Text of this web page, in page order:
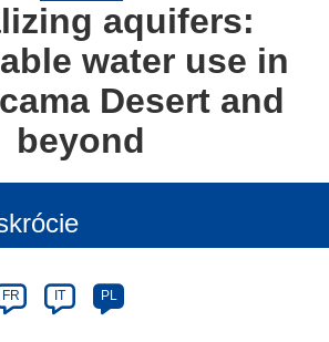
aquifers:
water use in
Desert and
beyond
FR IT PL